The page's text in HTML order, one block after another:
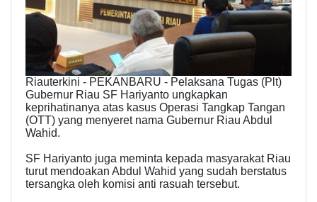
Riauterkini - PEKANBARU - Pelaksana Tugas (Plt)
Gubernur Riau SF Hariyanto ungkapkan
keprihatinanya atas kasus Operasi Tangkap Tangan
(OTT) yang menyeret nama Gubernur Riau Abdul
Wahid.
SF Hariyanto juga meminta kepada masyarakat Riau
turut mendoakan Abdul Wahid yang sudah berstatus
tersangka oleh komisi anti rasuah tersebut.